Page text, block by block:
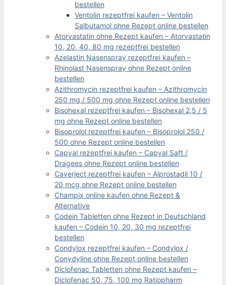
bestellen
Ventolin rezeptfrei kaufen – Ventolin
Salbutamol ohne Rezept online bestellen
Atorvastatin ohne Rezept kaufen – Atorvastatin
10, 20, 40, 80 mg rezeptfrei bestellen
Azelastin Nasenspray rezeptfrei kaufen –
Rhinolast Nasenspray ohne Rezept online
bestellen
Azithromycin rezeptfrei kaufen – Azithromycin
250 mg / 500 mg ohne Rezept online bestellen
Bisohexal rezeptfrei kaufen – Bisohexal 2,5 / 5
mg ohne Rezept online bestellen
Bisoprolol rezeptfrei kaufen – Bisoprolol 250 /
500 ohne Rezept online bestellen
Capval rezeptfrei kaufen – Capval Saft /
Dragees ohne Rezept online bestellen
Caverject rezeptfrei kaufen – Alprostadil 10 /
20 mcg ohne Rezept online bestellen
Champix online kaufen ohne Rezept &
Alternative
Codein Tabletten ohne Rezept in Deutschland
kaufen – Codein 10, 20, 30 mg rezeptfrei
bestellen
Condylox rezeptfrei kaufen – Condylox /
Conydyline ohne Rezept online bestellen
Diclofenac Tabletten ohne Rezept kaufen –
Diclofenac 50, 75, 100 mg Ratiopharm